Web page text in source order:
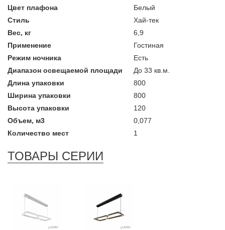
Цвет плафона
Белый
Стиль
Хай-тек
Вес, кг
6,9
Применение
Гостиная
Режим ночника
Есть
Диапазон освещаемой площади
До 33 кв.м.
Длина упаковки
800
Ширина упаковки
800
Высота упаковки
120
Объем, м3
0,077
Количество мест
1
ТОВАРЫ СЕРИИ